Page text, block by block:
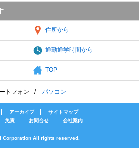
住所から
通勤通学時間から
TOP
トフォン パソコン
アーカイブ
サイトマップ
免責 お問合せ 会社案内
Corporation All rights reserved.